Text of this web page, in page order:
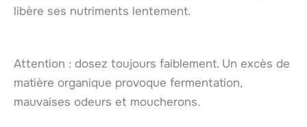
libère ses nutriments lentement.
Attention : dosez toujours faiblement. Un excès de
matière organique provoque fermentation,
mauvaises odeurs et moucherons.